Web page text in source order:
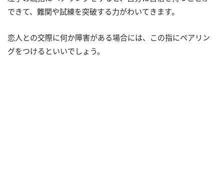
できて、難関や試練を突破する力がわいてきます。
恋人との交際に何か障害がある場合には、この指にペアリン
グをつけるといいでしょう。